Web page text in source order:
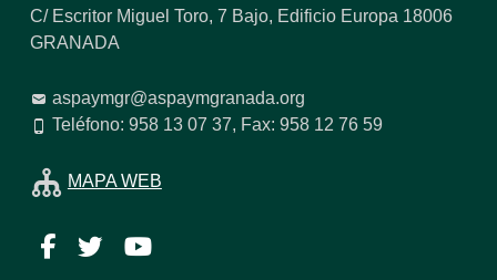
C/ Escritor Miguel Toro, 7 Bajo, Edificio Europa 18006
GRANADA
aspaymgr@aspaymgranada.org
Teléfono: 958 13 07 37, Fax: 958 12 76 59
MAPA WEB
Facebook
TwitterYouTube